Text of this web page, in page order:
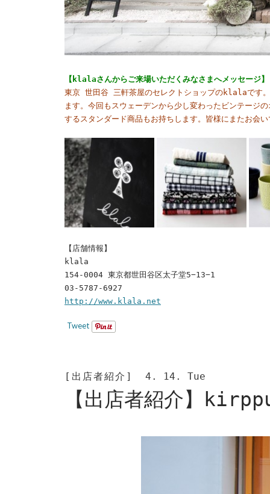
【klalaさんからご来場いただくみなさまへメッセージ】
東京 世田谷 三軒茶屋のセレクトショップのklalaです。
ます。今回もスウェーデンから少し変わったビンテー
するスタンダード商品もお持ちします。皆様にまたお会
【店舗情報】
klala
154-0004 東京都世田谷区太子堂5−13−1
03-5787-6927
http://www.klala.net
Tweet
[出店者紹介] 4. 14. Tue
【出店者紹介】